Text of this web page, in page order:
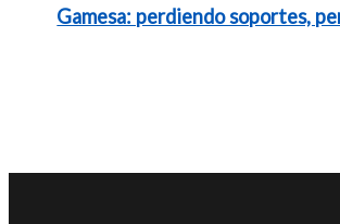
Gamesa: perdiendo soportes,